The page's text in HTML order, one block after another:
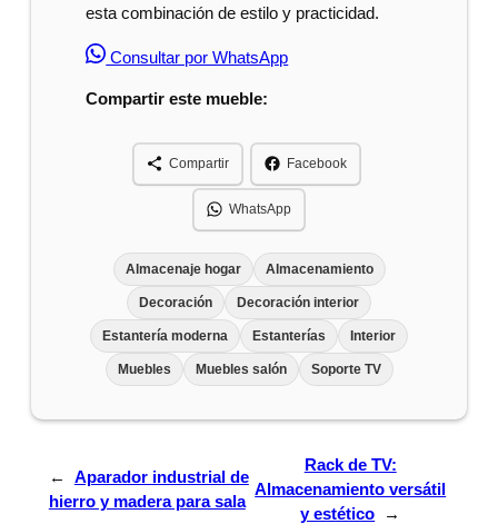
esta combinación de estilo y practicidad.
Consultar por WhatsApp
Compartir este mueble:
Compartir Facebook
WhatsApp
Almacenaje hogar Almacenamiento
Decoración Decoración interior
Estantería moderna Estanterías Interior
Muebles Muebles salón Soporte TV
←
Aparador industrial de
hierro y madera para sala
Rack de TV:
Almacenamiento versátil
y estético
→